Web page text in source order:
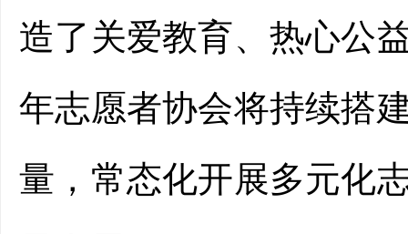
造了关爱教育、热心公
年志愿者协会将持续搭
量，常态化开展多元化